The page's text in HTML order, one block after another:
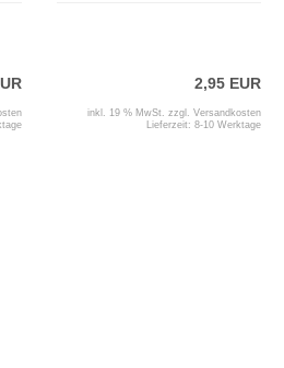
2,95 EUR
inkl. 19 % MwSt. zzgl. Versandkosten
Lieferzeit: 8-10 Werktage